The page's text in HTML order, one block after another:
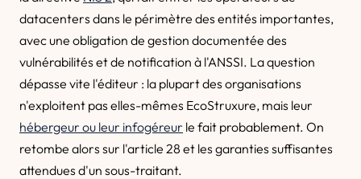
datacenters dans le périmètre des entités importantes,
avec une obligation de gestion documentée des
vulnérabilités et de notification à l'ANSSI. La question
dépasse vite l'éditeur : la plupart des organisations
n'exploitent pas elles-mêmes EcoStruxure, mais leur
hébergeur ou leur infogéreur le fait probablement. On
retombe alors sur l'article 28 et les garanties suffisantes
attendues d'un sous-traitant.